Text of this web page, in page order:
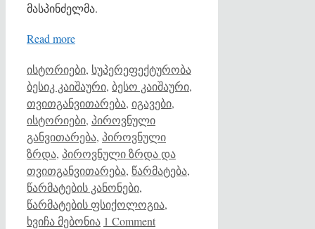
მასპინძელმა.
Read more
Categories
ისტორიები, სუპერეფექტურობაTags
ბესიკ კაიშაური, ბესო კაიშაური,
თვითგანვითარება, იგავები,
ისტორიები, პიროვნული
განვითარება, პიროვნული
ზრდა, პიროვნული ზრდა და
თვითგანვითარება, წარმატება,
წარმატების კანონები,
წარმატების ფსიქოლოგია,
ხვიჩა მებონია 1 Comment